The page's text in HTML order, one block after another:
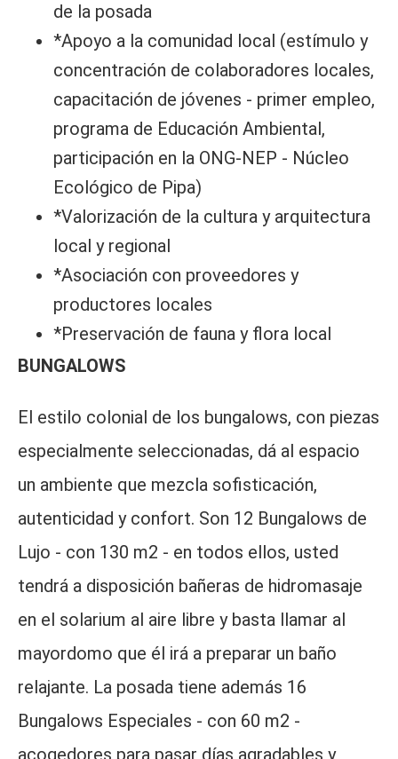
de la posada
*Apoyo a la comunidad local (estímulo y
concentración de colaboradores locales,
capacitación de jóvenes - primer empleo,
programa de Educación Ambiental,
participación en la ONG-NEP - Núcleo
Ecológico de Pipa)
*Valorización de la cultura y arquitectura
local y regional
*Asociación con proveedores y
productores locales
*Preservación de fauna y flora local
BUNGALOWS
El estilo colonial de los bungalows, con piezas
especialmente seleccionadas, dá al espacio
un ambiente que mezcla sofisticación,
autenticidad y confort. Son 12 Bungalows de
Lujo - con 130 m2 - en todos ellos, usted
tendrá a disposición bañeras de hidromasaje
en el solarium al aire libre y basta llamar al
mayordomo que él irá a preparar un baño
relajante. La posada tiene además 16
Bungalows Especiales - con 60 m2 -
acogedores para pasar días agradables y